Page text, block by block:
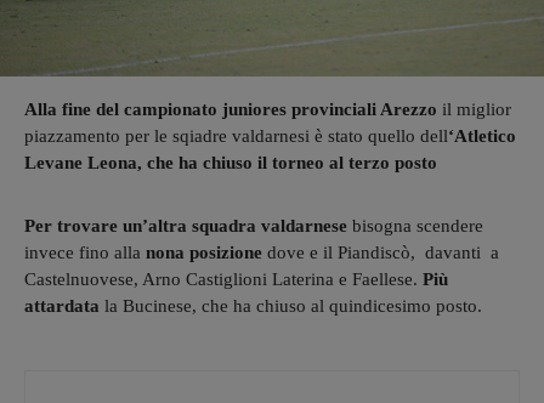
Alla fine del campionato juniores provinciali Arezzo il miglior
piazzamento per le sqiadre valdarnesi è stato quello dell‘Atletico
Levane Leona, che ha chiuso il torneo al terzo posto
Per trovare un’altra squadra valdarnese bisogna scendere
invece fino alla nona posizione dove e il Piandiscò, davanti a
Castelnuovese, Arno Castiglioni Laterina e Faellese. Più
attardata la Bucinese, che ha chiuso al quindicesimo posto.